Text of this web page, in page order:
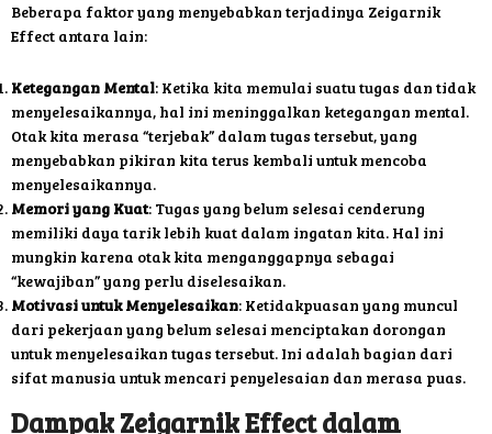
Beberapa faktor yang menyebabkan terjadinya Zeigarnik
Effect antara lain:
Ketegangan Mental: Ketika kita memulai suatu tugas dan tidak
menyelesaikannya, hal ini meninggalkan ketegangan mental.
Otak kita merasa “terjebak” dalam tugas tersebut, yang
menyebabkan pikiran kita terus kembali untuk mencoba
menyelesaikannya.
Memori yang Kuat: Tugas yang belum selesai cenderung
memiliki daya tarik lebih kuat dalam ingatan kita. Hal ini
mungkin karena otak kita menganggapnya sebagai
“kewajiban” yang perlu diselesaikan.
Motivasi untuk Menyelesaikan: Ketidakpuasan yang muncul
dari pekerjaan yang belum selesai menciptakan dorongan
untuk menyelesaikan tugas tersebut. Ini adalah bagian dari
sifat manusia untuk mencari penyelesaian dan merasa puas.
Dampak Zeigarnik Effect dalam